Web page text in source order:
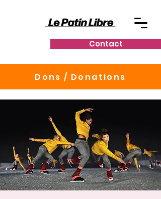
Contact
Dons / Donations